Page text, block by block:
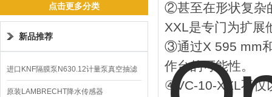
点击更多分类
新品推荐
进口KNF隔膜泵N630.12计量泵真空抽滤
泵价格
原装LAMBRECHT降水传感器
②甚至在形状复杂
XXL是专门为扩展
③通过X 595 mm
作台的可能性。
④VC-10-XXL不仅